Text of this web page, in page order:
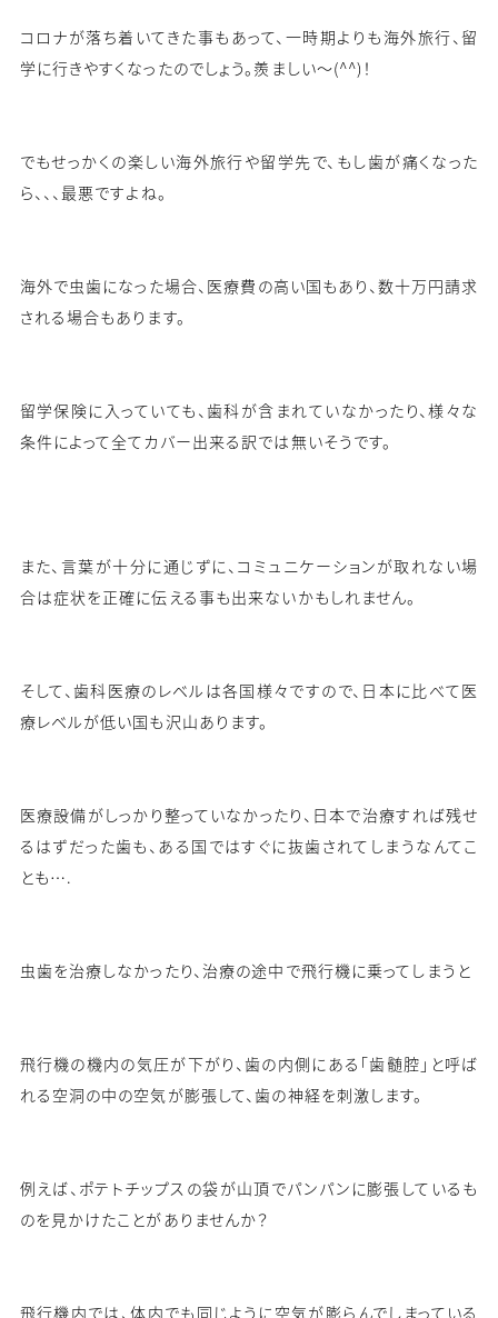
コロナが落ち着いてきた事もあって、一時期よりも海外旅行、留
学に行きやすくなったのでしょう。羨ましい〜(^^) ！
でもせっかくの楽しい海外旅行や留学先で、もし歯が痛くなった
ら、、、最悪ですよね。
海外で虫歯になった場合、医療費の高い国もあり、数十万円請求
される場合もあります。
留学保険に入っていても、歯科が含まれていなかったり、様々な
条件によって全てカバー出来る訳では無いそうです。
また、言葉が十分に通じずに、コミュニケーションが取れない場
合は症状を正確に伝える事も出来ないかもしれません。
そして、歯科医療のレベルは各国様々ですので、日本に比べて医
療レベルが低い国も沢山あります。
医療設備がしっかり整っていなかったり、日本で治療すれば残せ
るはずだった歯も、ある国ではすぐに抜歯されてしまうなんてこ
とも….
虫歯を治療しなかったり、治療の途中で飛行機に乗ってしまうと
飛行機の機内の気圧が下がり、歯の内側にある「歯髄腔」と呼ば
れる空洞の中の空気が膨張して、歯の神経を刺激します。
例えば、ポテトチップスの袋が山頂でパンパンに膨張しているも
のを見かけたことがありませんか？
飛行機内では、体内でも同じように空気が膨らんでしまっている